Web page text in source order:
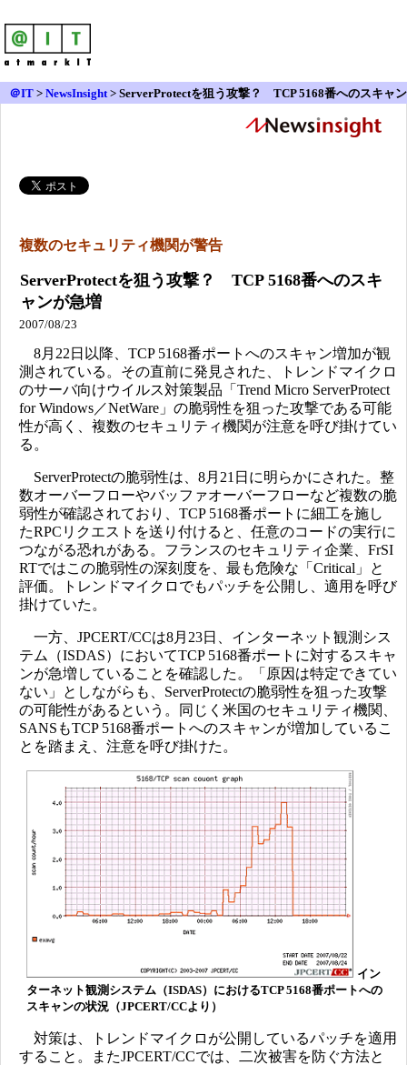
＠IT > NewsInsight> ServerProtectを狙う攻撃？ TCP 5168番へのスキャン
複数のセキュリティ機関が警告
ServerProtectを狙う攻撃？ TCP 5168番へのスキ
ャンが急増
2007/08/23
8月22日以降、TCP 5168番ポートへのスキャン増加が観
測されている。その直前に発見された、トレンドマイクロ
のサーバ向けウイルス対策製品「Trend Micro ServerProtect
for Windows／NetWare」の脆弱性を狙った攻撃である可能
性が高く、複数のセキュリティ機関が注意を呼び掛けてい
る。
ServerProtectの脆弱性は、8月21日に明らかにされた。整
数オーバーフローやバッファオーバーフローなど複数の脆
弱性が確認されており、TCP 5168番ポートに細工を施し
たRPCリクエストを送り付けると、任意のコードの実行に
つながる恐れがある。フランスのセキュリティ企業、FrSI
RTではこの脆弱性の深刻度を、最も危険な「Critical」と
評価。トレンドマイクロでもパッチを公開し、適用を呼び
掛けていた。
一方、JPCERT/CCは8月23日、インターネット観測シス
テム（ISDAS）においてTCP 5168番ポートに対するスキャ
ンが急増していることを確認した。「原因は特定できてい
ない」としながらも、ServerProtectの脆弱性を狙った攻撃
の可能性があるという。同じく米国のセキュリティ機関、
SANSもTCP 5168番ポートへのスキャンが増加しているこ
とを踏まえ、注意を呼び掛けた。
イン
ターネット観測システム（ISDAS）におけるTCP 5168番ポートへの
スキャンの状況（JPCERT/CCより）
対策は、トレンドマイクロが公開しているパッチを適用
すること。またJPCERT/CCでは、二次被害を防ぐ方法と